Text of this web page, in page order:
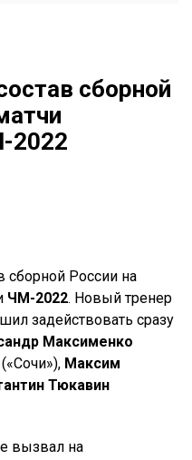
сборной
2022
сборной России на
ЧМ-2022. Новый тренер
задействовать сразу
Максименко
(«Сочи»), Максим
Тюкавин
вызвал на